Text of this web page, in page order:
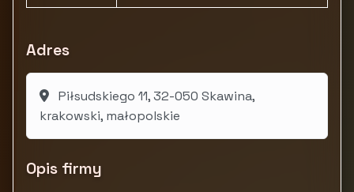
Adres
Piłsudskiego 11, 32-050 Skawina,
krakowski, małopolskie
Opis firmy